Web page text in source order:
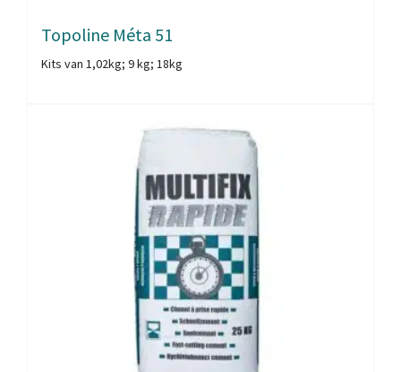
Topoline Méta 51
Kits van 1,02kg; 9 kg; 18kg